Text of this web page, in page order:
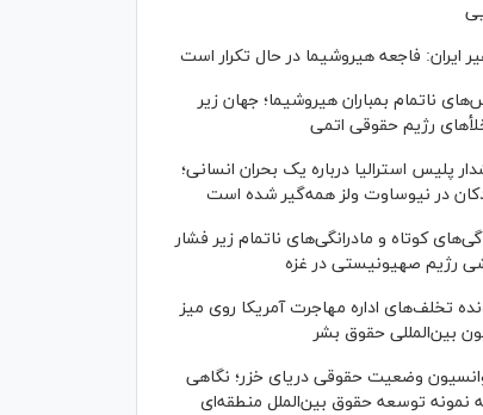
ایران: فاجعه هیروشیما در حال تکرار است
ناتمام بمباران هیروشیما؛ جهان زیر
رژیم حقوقی اتمی
پلیس استرالیا درباره یک بحران انسانی؛
در نیوساوت ولز همه‌گیر شده است
کوتاه و مادرانگی‌های ناتمام زیر فشار
رژیم صهیونیستی در غزه
تخلف‌های اداره مهاجرت آمریکا روی میز
بین‌المللی حقوق بشر
وضعیت حقوقی دریای خزر؛ نگاهی
نمونه توسعه حقوق بین‌الملل منطقه‌ای